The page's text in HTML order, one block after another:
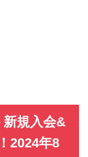
規入会&
2024年8